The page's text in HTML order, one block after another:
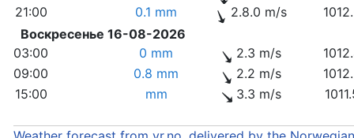
21:00
0.1 mm 2.8.0 m/s
Воскресенье 16-08-2026
03:00
0 mm 2.3 m/s
09:00
0.8 mm 2.2 m/s
15:00
mm 3.3 m/s